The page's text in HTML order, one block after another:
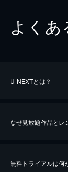
よくあ
U-NEXTとは？
なぜ見放題作品とレ
無料トライアルは何